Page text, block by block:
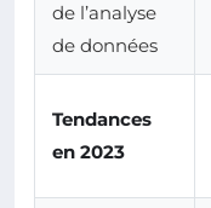
de l’analyse
de données
Tendances
en 2023